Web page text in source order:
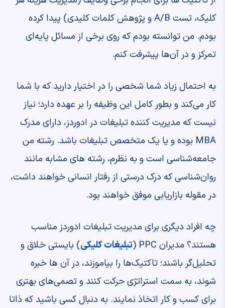
کلیک، تست A/B و پژوهش کلمات کلیدی) پیدا کرده
بودم. من توانسته بودم که روی برخی از مسائل پایه‌ای
تمرکز و در آن‌ها پیشرفت کنم.
به احتمال زیاد شما شخصی را در اختیار دارید که با شما
کار می‌کند و بطور کامل این وظیفه را بر عهده دارد؛ نیاز
نیست که مدیریت کننده تبلیغات در ادوردز، دارای مدرک
MBA بوده و یا یک متخصص تبلیغات باشد. رشته من
جامعه‌شناسی است و به نظرم، رشته ‌های مشابه مانند
روان‌شناسی که درک درستی از رفتار انسانی خواهند داشت،
در مقوله بازاریابی موفق خواهند بود.
چه افراد دیگری برای مدیریت تبلیغات ادوردز مناسب
هستند؟ مدیران PPC (
تبلیغات کلیکی) بایستی خلاق و
تحلیل‌گر باشند؛ تاکتیک‌ها را بیاموزند، در آن‌ ها خبره
شوند، به سمت استراتژی حرکت کنند و تصمی‌های بهتری
برای کسب و کار اتخاذ نمایند. به دنبال کسی باشید که ذاتا